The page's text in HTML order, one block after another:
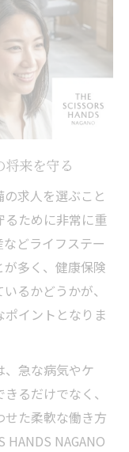
来を守る
求人を選ぶこと
るために非常に重
どライフステー
多く、健康保険
るかどうかが、
イントとなりま
急な病気やケ
るだけでなく、
た柔軟な働き方
HANDS NAGANO